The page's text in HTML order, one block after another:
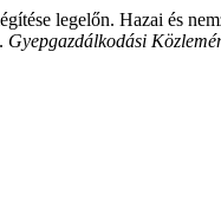
legelőn. Hazai és
Gyepgazdálkodási